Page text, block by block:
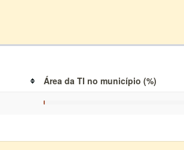
Área da TI no município (%)